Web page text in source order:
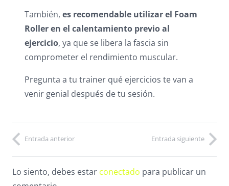
También, es recomendable utilizar el Foam
Roller en el calentamiento previo al
ejercicio, ya que se libera la fascia sin
comprometer el rendimiento muscular.
Pregunta a tu trainer qué ejercicios te van a
venir genial después de tu sesión.
Entrada anterior Entrada siguiente
Lo siento, debes estar conectado para publicar un